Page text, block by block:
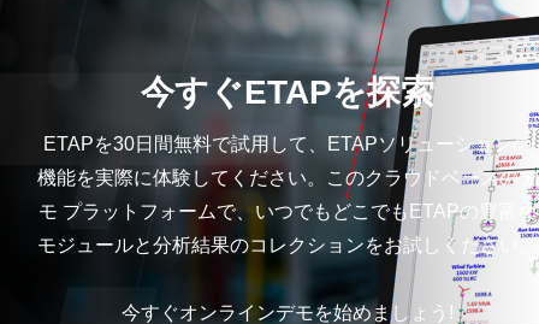
今すぐETAPを探索
ETAPを30日間無料で試用して、ETAPソリューションの
機能を実際に体験してください。このクラウドベースのデ
モ プラットフォームで、いつでもどこでもETAPの豊富な
モジュールと分析結果のコレクションをお試しください。
今すぐオンラインデモを始めましょう!